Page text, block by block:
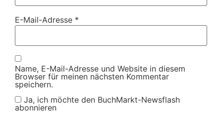
E-Mail-Adresse *
Name, E-Mail-Adresse und Website in diesem
Browser für meinen nächsten Kommentar
speichern.
Ja, ich möchte den BuchMarkt-Newsflash
abonnieren